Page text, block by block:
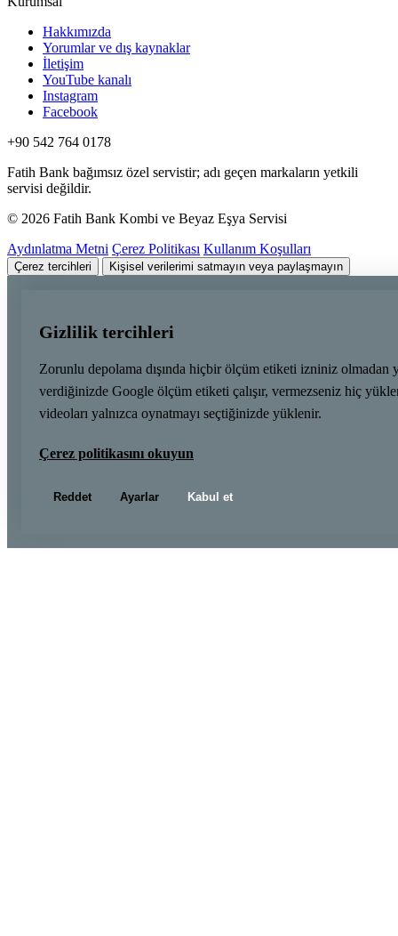
Hakkımızda
Yorumlar ve dış kaynaklar
İletişim
YouTube kanalı
Instagram
Facebook
+90 542 764 0178
Fatih Bank bağımsız özel servistir; adı geçen markaların yetkili
servisi değildir.
© 2026 Fatih Bank Kombi ve Beyaz Eşya Servisi
Aydınlatma Metni Çerez Politikası Kullanım Koşulları
Çerez tercihleri Kişisel verilerimi satmayın veya paylaşmayın
Gizlilik tercihleri
Zorunlu depolama dışında hiçbir ölçüm etiketi izniniz olmadan
verdiğinizde Google ölçüm etiketi çalışır, vermezseniz hiç
videoları yalnızca oynatmayı seçtiğinizde yüklenir.
Çerez politikasını okuyun
Reddet Ayarlar Kabul et